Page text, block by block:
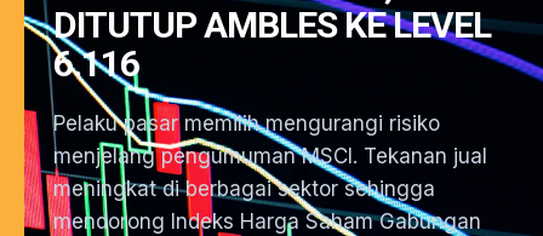
DITUTUP AMBLES KE LEVEL
6.116
Pelaku pasar memilih mengurangi risiko
menjelang pengumuman MSCI. Tekanan jual
meningkat di berbagai sektor sehingga
mendorong Indeks Harga Saham Gabungan